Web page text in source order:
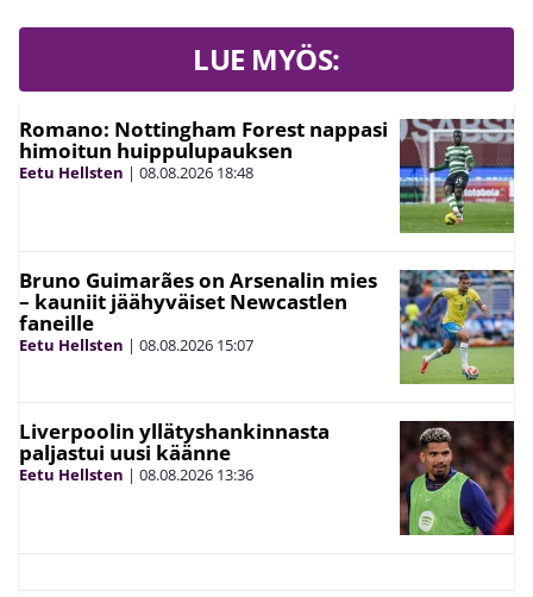
LUE MYÖS:
Romano: Nottingham Forest nappasi
himoitun huippulupauksen
Eetu Hellsten | 08.08.2026 18:48
Bruno Guimarães on Arsenalin mies
– kauniit jäähyväiset Newcastlen
faneille
Eetu Hellsten | 08.08.2026 15:07
Liverpoolin yllätyshankinnasta
paljastui uusi käänne
Eetu Hellsten | 08.08.2026 13:36